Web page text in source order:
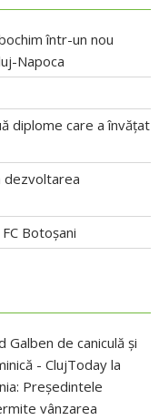
într-un nou
Napoca
diplome care a învățat
dezvoltarea
Botoșani
Galben de caniculă și
- ClujToday la
Președintele
vânzarea